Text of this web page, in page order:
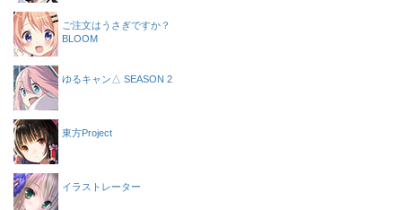
ご注文はうさぎですか？
BLOOM
ゆるキャン△ SEASON 2
東方Project
イラストレーター